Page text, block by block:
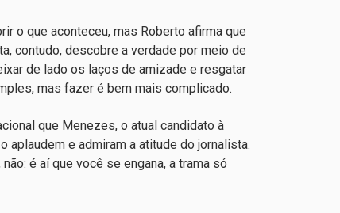
o que aconteceu, mas Roberto afirma que
contudo, descobre a verdade por meio de
de lado os laços de amizade e resgatar
mas fazer é bem mais complicado.
que Menezes, o atual candidato à
aplaudem e admiram a atitude do jornalista.
é aí que você se engana, a trama só